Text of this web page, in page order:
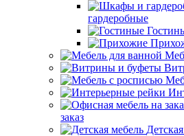
гардеробные
заказ